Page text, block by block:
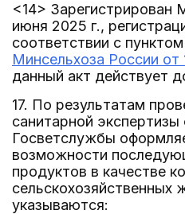
<14> Зарегистрирован
июня 2025 г.,
соответствии с
Минсельхоза России от
данный акт действует
17. По результатам
санитарной
Госветслужбы
возможности
продуктов в качестве
сельскохозяйственных
указываются: